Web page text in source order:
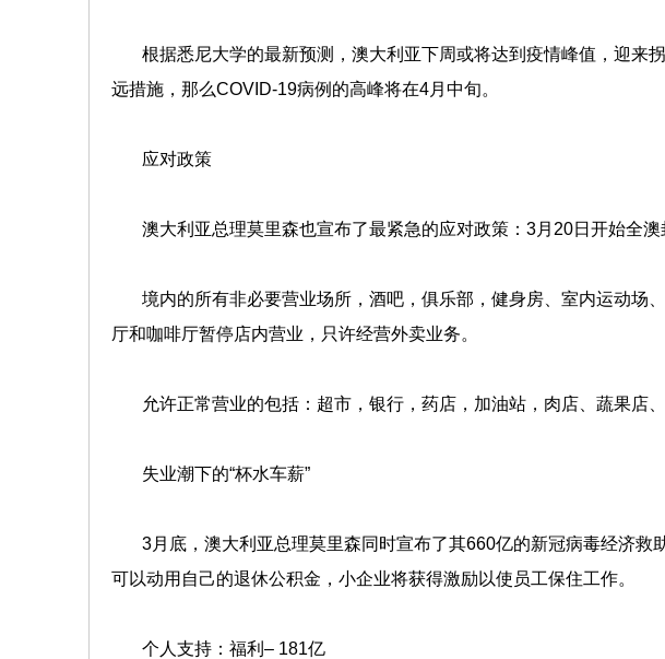
根据悉尼大学的最新预测，澳大利亚下周或将达到疫情峰值，迎来
远措施，那么COVID-19病例的高峰将在4月中旬。
应对政策
澳大利亚总理莫里森也宣布了最紧急的应对政策：3月20日开始全澳
境内的所有非必要营业场所，酒吧，俱乐部，健身房、室内运动场
厅和咖啡厅暂停店内营业，只许经营外卖业务。
允许正常营业的包括：超市，银行，药店，加油站，肉店、蔬果店、
失业潮下的“杯水车薪”
3月底，澳大利亚总理莫里森同时宣布了其660亿的新冠病毒经济救
可以动用自己的退休公积金，小企业将获得激励以使员工保住工作。
个人支持：福利– 181亿